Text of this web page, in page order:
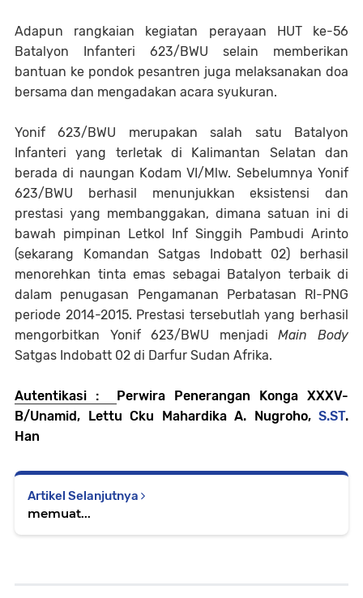
Adapun rangkaian kegiatan perayaan HUT ke-56
Batalyon Infanteri 623/BWU selain memberikan
bantuan ke pondok pesantren juga melaksanakan doa
bersama dan mengadakan acara syukuran.
Yonif 623/BWU merupakan salah satu Batalyon
Infanteri yang terletakdi Kalimantan Selatan dan
berada di naungan Kodam VI/Mlw. Sebelumnya Yonif
623/BWU berhasil menunjukkan eksistensi dan
prestasi yang membanggakan, dimana satuan ini di
bawah pimpinan Letkol Inf Singgih Pambudi Arinto
(sekarang Komandan Satgas Indobatt 02) berhasil
menorehkan tinta emas sebagai Batalyon terbaik di
dalam penugasan Pengamanan Perbatasan RI-PNG
periode 2014-2015. Prestasi tersebutlah yang berhasil
mengorbitkan Yonif 623/BWU menjadiMain Body
Satgas Indobatt 02 di Darfur Sudan Afrika.
Autentikasi : Perwira Penerangan Konga XXXV-
B/Unamid, Lettu Cku Mahardika A. Nugroho, S.ST.
Han
Artikel Selanjutnya
memuat...